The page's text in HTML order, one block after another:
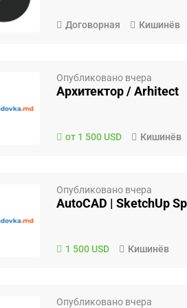
Договорная Кишинёв
Опубликовано вчера
Архитектор / Arhitect
от 1 500 USD Кишинёв
Опубликовано вчера
AutoCAD | SketchUp
1 500 USD Кишинёв
Опубликовано вчера